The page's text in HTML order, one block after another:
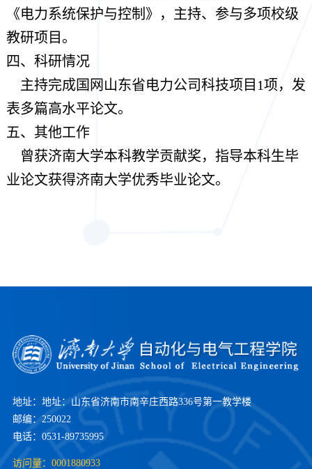
《电力系统保护与控制》，主持、参与多项校级
教研项目。
四、科研情况
主持完成国网山东省电力公司科技项目1项，发
表多篇高水平论文。
五、其他工作
曾获济南大学本科教学贡献奖，指导本科生毕
业论文获得济南大学优秀毕业论文。
地址：地址：山东省济南市南辛庄西路336号第一教学楼
邮编：250022
电话：0531-89735995
访问量： 0001880933